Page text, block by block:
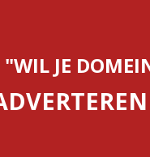
"WIL JE